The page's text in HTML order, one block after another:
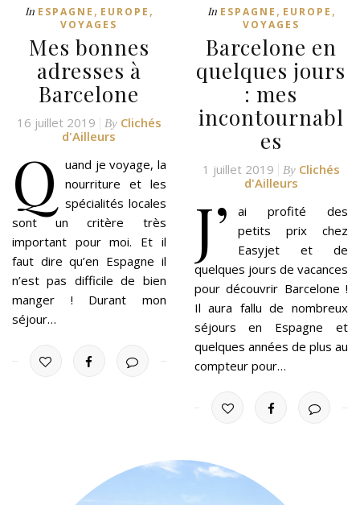
In ESPAGNE , EUROPE ,
VOYAGES
Mes bonnes
adresses à
Barcelone
16 juillet 2019 By Clichés
d'Ailleurs
Q
uand je voyage, la
nourriture et les
spécialités locales
sont un critère très
important pour moi. Et il
faut dire qu’en Espagne il
n’est pas difficile de bien
manger ! Durant mon
séjour…
In ESPAGNE , EUROPE ,
VOYAGES
Barcelone en
quelques jours
: mes
incontournabl
es
1 juillet 2019 By Clichés
d'Ailleurs
J’
ai profité des
petits prix chez
Easyjet et de
quelques jours de vacances
pour découvrir Barcelone !
Il aura fallu de nombreux
séjours en Espagne et
quelques années de plus au
compteur pour…